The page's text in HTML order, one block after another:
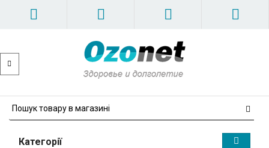
Категорії